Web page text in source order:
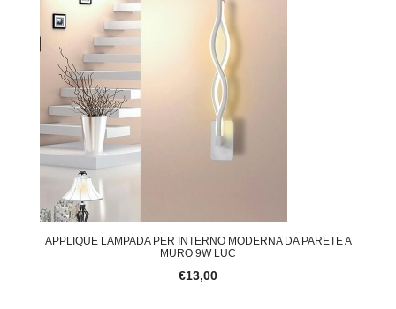
APPLIQUE LAMPADA PER INTERNO MODERNA DA PARETE A
MURO 9W LUC
€13,00